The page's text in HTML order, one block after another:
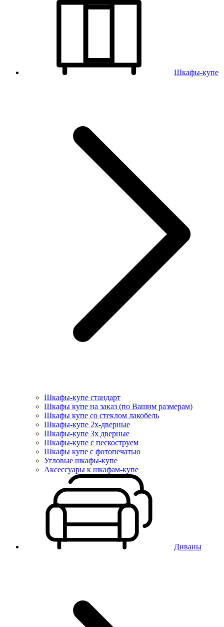
Шкафы-купе
Шкафы-купе стандарт
Шкафы купе на заказ (по Вашим размерам)
Шкафы купе со стеклом лакобель
Шкафы-купе 2х-дверные
Шкафы-купе 3х дверные
Шкафы-купе с пескоструем
Шкафы купе с фотопечатью
Угловые шкафы-купе
Аксессуары к шкафам-купе
Диваны